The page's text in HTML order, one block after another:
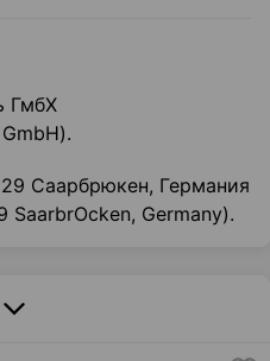
ГмбХ
Саарбрюкен, Германия
SaarbrOcken, Germany).